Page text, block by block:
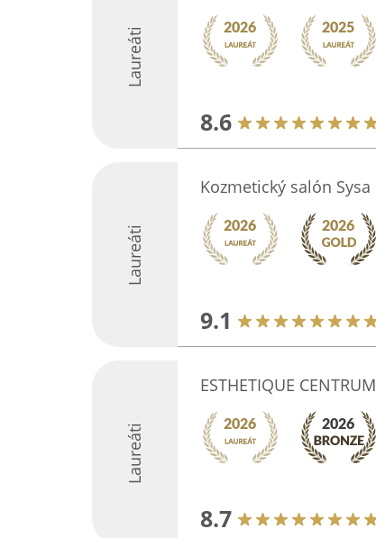
Laureáti
8.6
Laureáti
Kozmetický salón Sysa
9.1
Laureáti
ESTHETIQUE CENTRUM
8.7